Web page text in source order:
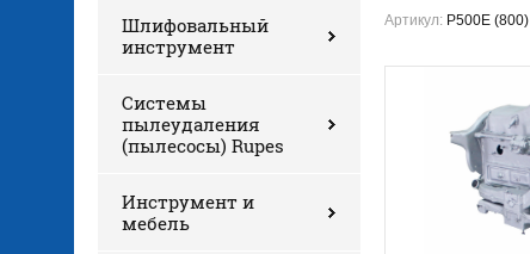
Шлифовальный
инструмент
Системы
пылеудаления
(пылесосы) Rupes
Инструмент и
мебель
Артикул: Р500Е (800)